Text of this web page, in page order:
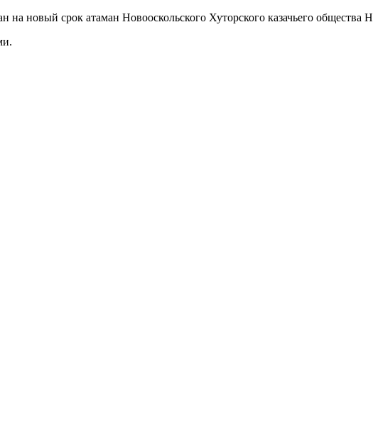
на новый срок атаман Новооскольского Хуторского казачьего общества